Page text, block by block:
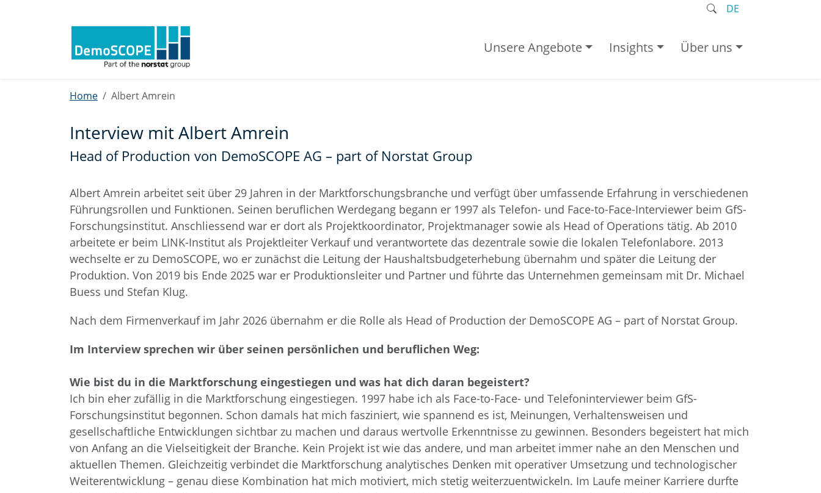
DE
Unsere Angebote Insights Über uns
Home Albert Amrein
Interview mit Albert Amrein
Head of Production von DemoSCOPE AG – part of Norstat Group
Albert Amrein arbeitet seit über 29 Jahren in der Marktforschungsbranche und verfügt über umfassende Erfahrung in verschiedenen
Führungsrollen und Funktionen. Seinen beruflichen Werdegang begann er 1997 als Telefon- und Face-to-Face-Interviewer beim GfS-
Forschungsinstitut. Anschliessend war er dort als Projektkoordinator, Projektmanager sowie als Head of Operations tätig. Ab 2010
arbeitete er beim LINK-Institut als Projektleiter Verkauf und verantwortete das dezentrale sowie die lokalen Telefonlabore. 2013
wechselte er zu DemoSCOPE, wo er zunächst die Leitung der Haushaltsbudgeterhebung übernahm und später die Leitung der
Produktion. Von 2019 bis Ende 2025 war er Produktionsleiter und Partner und führte das Unternehmen gemeinsam mit Dr. Michael
Buess und Stefan Klug.
Nach dem Firmenverkauf im Jahr 2026 übernahm er die Rolle als Head of Production der DemoSCOPE AG – part of Norstat Group.
Im Interview sprechen wir über seinen persönlichen und beruflichen Weg:
Wie bist du in die Marktforschung eingestiegen und was hat dich daran begeistert?
Ich bin eher zufällig in die Marktforschung eingestiegen. 1997 habe ich als Face-to-Face- und Telefoninterviewer beim GfS-
Forschungsinstitut begonnen. Schon damals hat mich fasziniert, wie spannend es ist, Meinungen, Verhaltensweisen und
gesellschaftliche Entwicklungen sichtbar zu machen und daraus wertvolle Erkenntnisse zu gewinnen. Besonders begeistert hat mich
von Anfang an die Vielseitigkeit der Branche. Kein Projekt ist wie das andere, und man arbeitet immer nahe an den Menschen und
aktuellen Themen. Gleichzeitig verbindet die Marktforschung analytisches Denken mit operativer Umsetzung und technologischer
Weiterentwicklung – genau diese Kombination hat mich motiviert, mich stetig weiterzuentwickeln. Im Laufe meiner Karriere durfte